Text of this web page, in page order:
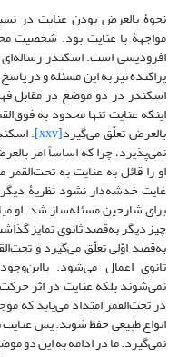
نحوۀ بالعرض بودن عنایت در
مواجهۀ با عنایت بود. شخصیت
افرودیسی است. اسکندر
پراکنده نیز به این مسئله و در
اسکندر در دو موضع در مقابل
اینکه عنایت تنها محدود به
بالعرض تعلّق می‌گیرد[xxv]
.
نمی‌پذیرد، چرا که اساساً امر
او را قائل به عنایت به
غایت خدشه‌دار نشود نظریۀ
برای شارحین مسئله‌ساز شد. او
چیز دیگر به‌قصد ثانوی تمایز
به‌قصد اوّلی تعلّق می‌گیرد و
ثانوی اعمال می‌شود.
نمی‌شوند بلکه عنایت در اثر
در تحت‌القمر امتداد می‌یابد که
انواع طبیعی حفظ شوند. پس عنایت
نمی‌گیرد. ما در ادامه به این دو